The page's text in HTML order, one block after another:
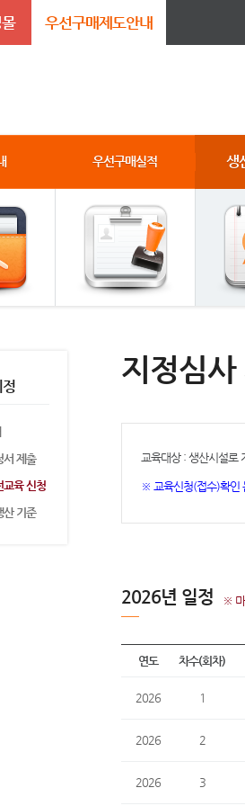
우선구매제도안내
우선구매실적 생
서 제출
교육 신청
산 기준
지정심사
교육대상 : 생산시설로
※ 교육신청(접수)확
2026년 일정 ※ 마
연도 차수(회차)
2026 1
2026 2
2026 3